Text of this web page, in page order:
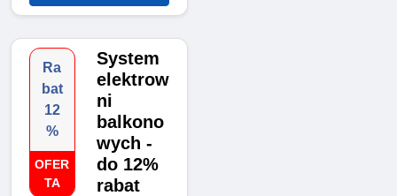
Ra
bat
12
%
OFER
TA
System
elektrow
ni
balkono
wych -
do 12%
rabat